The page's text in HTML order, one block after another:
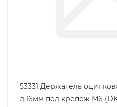
53331 Держатель
д.16мм под крепеж М6